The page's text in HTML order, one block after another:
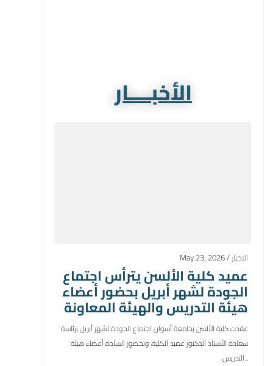
الأخبــــار
May 23, 2026 /الاخبار
عميد كلية الألسن يترأس اجتماع
الجودة لشهر أبريل بحضور أعضاء
هيئة التدريس والهيئة المعاونة
عقدت كلية الألسن بجامعة أسوان اجتماع الجودة لشهر أبريل برئاسة
سعادة الأستاذ الدكتور عميد الكلية، وبحضور السادة أعضاء هيئة
التدريس...